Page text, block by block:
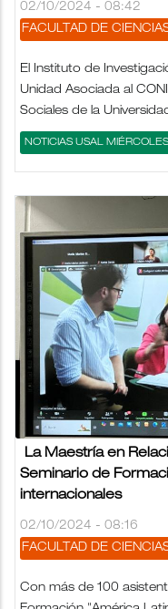
02/10/2024 - 08:42
FACULTAD DE
El Instituto de
Unidad Asociada al
Sociales de la
NOTICIAS USAL
La Maestría en
Seminario de
internacionales
02/10/2024 - 08:16
FACULTAD DE
Con más de 100